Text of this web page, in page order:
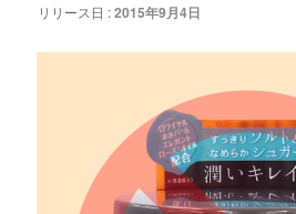
リリース日 :2015年9月4日